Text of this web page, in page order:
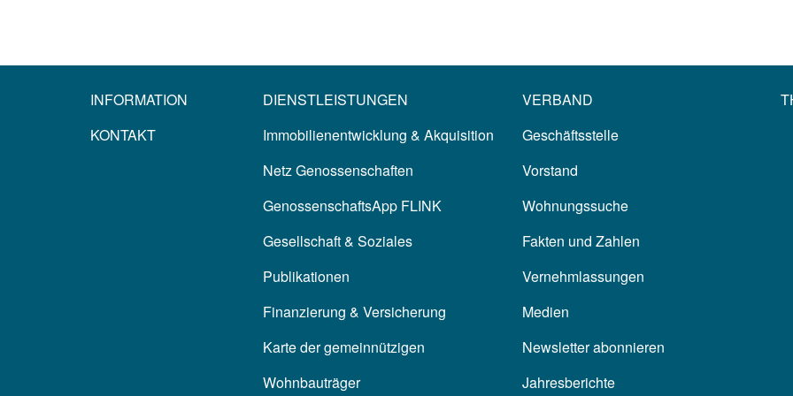
INFORMATION
KONTAKT
DIENSTLEISTUNGEN
Immobilienentwicklung & Akquisition
Netz Genossenschaften
GenossenschaftsApp FLINK
Gesellschaft & Soziales
Publikationen
Finanzierung & Versicherung
Karte der gemeinnützigen
Wohnbauträger
VERBAND
Geschäftsstelle
Vorstand
Wohnungssuche
Fakten und Zahlen
Vernehmlassungen
Medien
Newsletter abonnieren
Jahresberichte